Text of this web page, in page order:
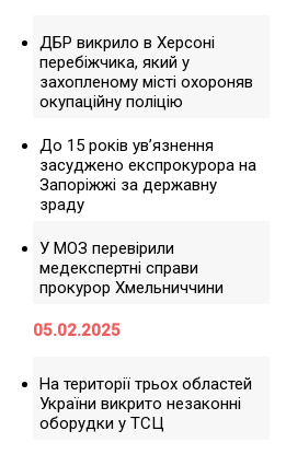
ДБР викрило в Херсоні
перебіжчика, який у
захопленому місті охороняв
окупаційну поліцію
До 15 років ув’язнення
засуджено експрокурора на
Запоріжжі за державну
зраду
У МОЗ перевірили
медекспертні справи
прокурор Хмельниччини
05.02.2025
На території трьох областей
України викрито незаконні
оборудки у ТСЦ